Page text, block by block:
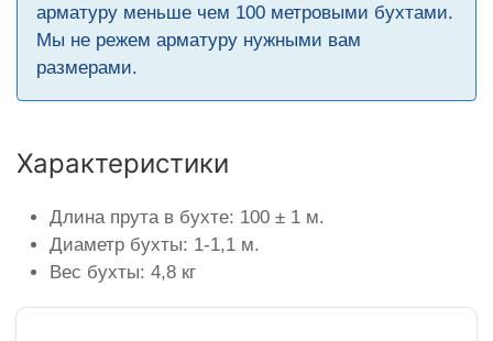
арматуру меньше чем 100 метровыми бухтами.
Мы не режем арматуру нужными вам
размерами.
Характеристики
Длина прута в бухте: 100 ± 1 м.
Диаметр бухты: 1-1,1 м.
Вес бухты: 4,8 кг